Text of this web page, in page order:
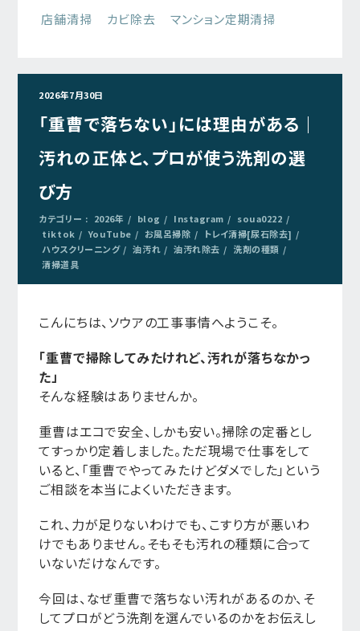
店舗清掃
カビ除去 マンション定期清掃
2026年7月30日
「重曹で落ちない」には理由がある｜
汚れの正体と、プロが使う洗剤の選
び方
カテゴリー : 2026年 blog Instagram
soua0222
tiktok
YouTube お風呂掃除
トレイ清掃[尿石除去]
ハウスクリーニング
油汚れ 油汚れ除去
洗剤の種類
清掃道具
こんにちは、ソウアの工事事情へようこそ。
「重曹で掃除してみたけれど、汚れが落ちなかっ
た」
そんな経験はありませんか。
重曹はエコで安全、しかも安い。掃除の定番とし
てすっかり定着しました。ただ現場で仕事をして
いると、「重曹でやってみたけどダメでした」という
ご相談を本当によくいただきます。
これ、力が足りないわけでも、こすり方が悪いわ
けでもありません。そもそも汚れの種類に合って
いないだけなんです。
今回は、なぜ重曹で落ちない汚れがあるのか、そ
してプロがどう洗剤を選んでいるのかをお伝えし